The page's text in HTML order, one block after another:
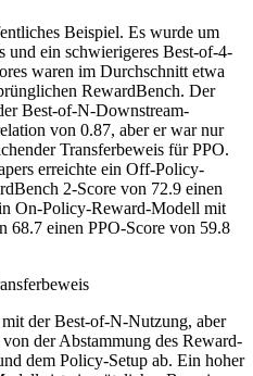
Beispiel. Es wurde um
und ein schwierigeres Best-of-4-
waren im Durchschnitt etwa
RewardBench. Der
Best-of-N-Downstream-
von 0.87, aber er war nur
Transferbeweis für PPO.
erreichte ein Off-Policy-
2-Score von 72.9 einen
On-Policy-Reward-Modell mit
68.7 einen PPO-Score von 59.8
der Best-of-N-Nutzung, aber
der Abstammung des Reward-
dem Policy-Setup ab. Ein hoher